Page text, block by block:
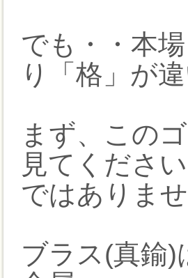
でも・・本
り「格」が
まず、この
見てくださ
ではありませ
ブラス(真鍮